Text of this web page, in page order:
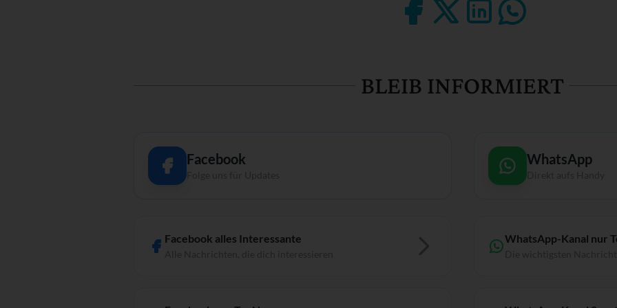
BLEIB INFORMIERT
Facebook
Folge uns für Updates
Facebook alles Interessante
WhatsApp
Direkt aufs Handy
WhatsApp-Kanal nur